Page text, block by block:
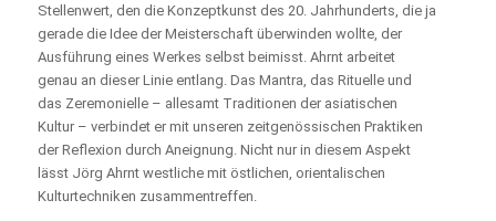
Stellenwert, den die Konzeptkunst des 20. Jahrhunderts, die ja
gerade die Idee der Meisterschaft überwinden wollte, der
Ausführung eines Werkes selbst beimisst. Ahrnt arbeitet
genau an dieser Linie entlang. Das Mantra, das Rituelle und
das Zeremonielle – allesamt Traditionen der asiatischen
Kultur – verbindet er mit unseren zeitgenössischen Praktiken
der Reflexion durch Aneignung. Nicht nur in diesem Aspekt
lässt Jörg Ahrnt westliche mit östlichen, orientalischen
Kulturtechniken zusammentreffen.